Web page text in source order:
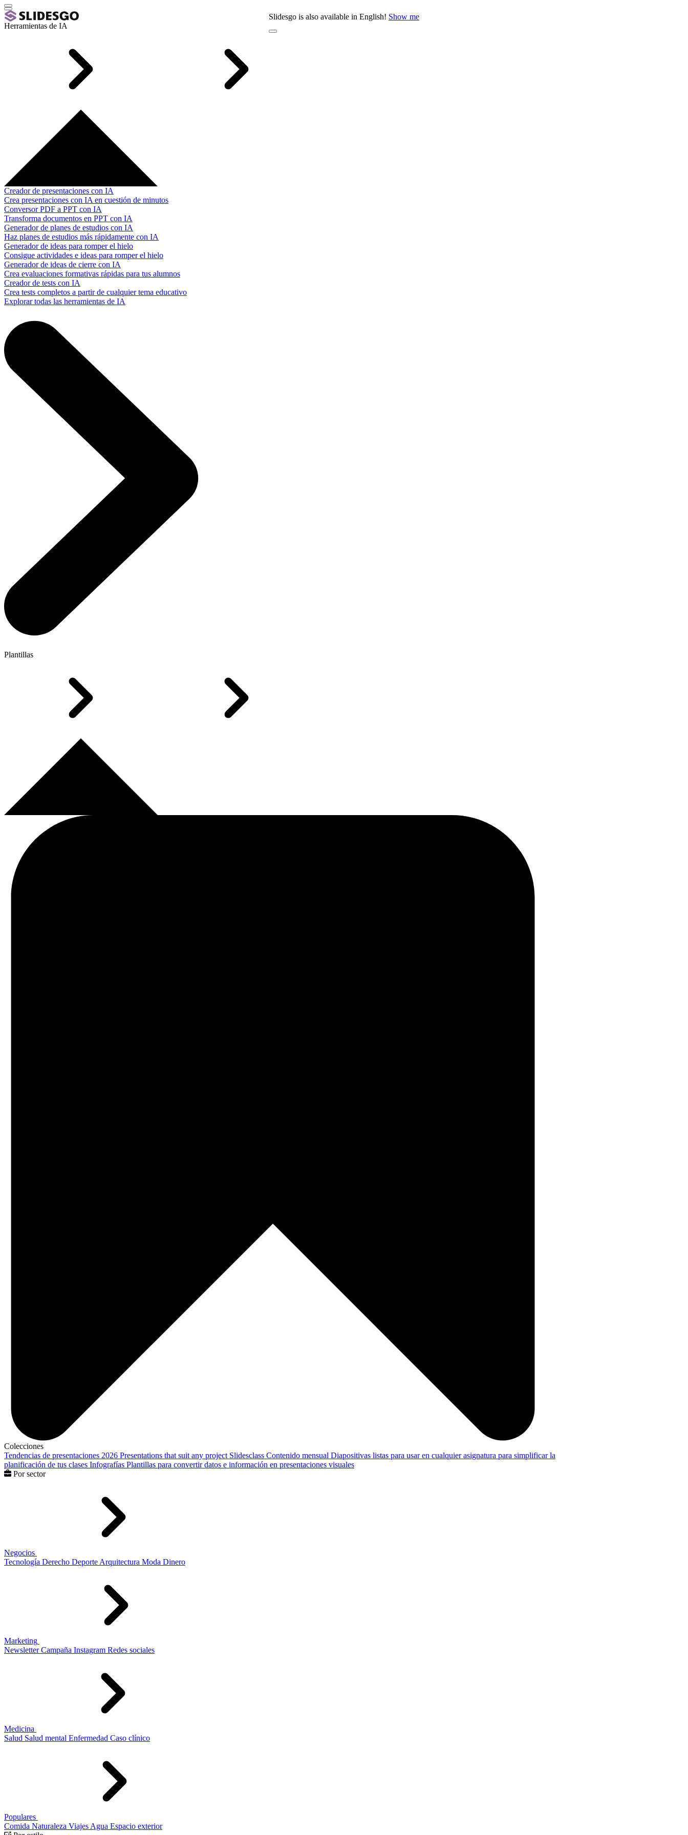
Slidesgo is also available in English! Show me
Herramientas de IA
Creador de presentaciones con IA
Crea presentaciones con IA en cuestión de minutos
Conversor PDF a PPT con IA
Transforma documentos en PPT con IA
Generador de planes de estudios con IA
Haz planes de estudios más rápidamente con IA
Generador de ideas para romper el hielo
Consigue actividades e ideas para romper el hielo
Generador de ideas de cierre con IA
Crea evaluaciones formativas rápidas para tus alumnos
Creador de tests con IA
Crea tests completos a partir de cualquier tema educativo
Explorar todas las herramientas de IA
Plantillas
Colecciones
Tendencias de presentaciones 2026 Presentations that suit any project Slidesclass Contenido mensual Diapositivas listas para usar en cualquier asignatura para simplificar la
planificación de tus clases Infografías Plantillas para convertir datos e información en presentaciones visuales
Por sector
Negocios
Tecnología Derecho Deporte Arquitectura Moda Dinero
Marketing
Newsletter Campaña Instagram Redes sociales
Medicina
Salud Salud mental Enfermedad Caso clínico
Populares
Comida Naturaleza Viajes Agua Espacio exterior